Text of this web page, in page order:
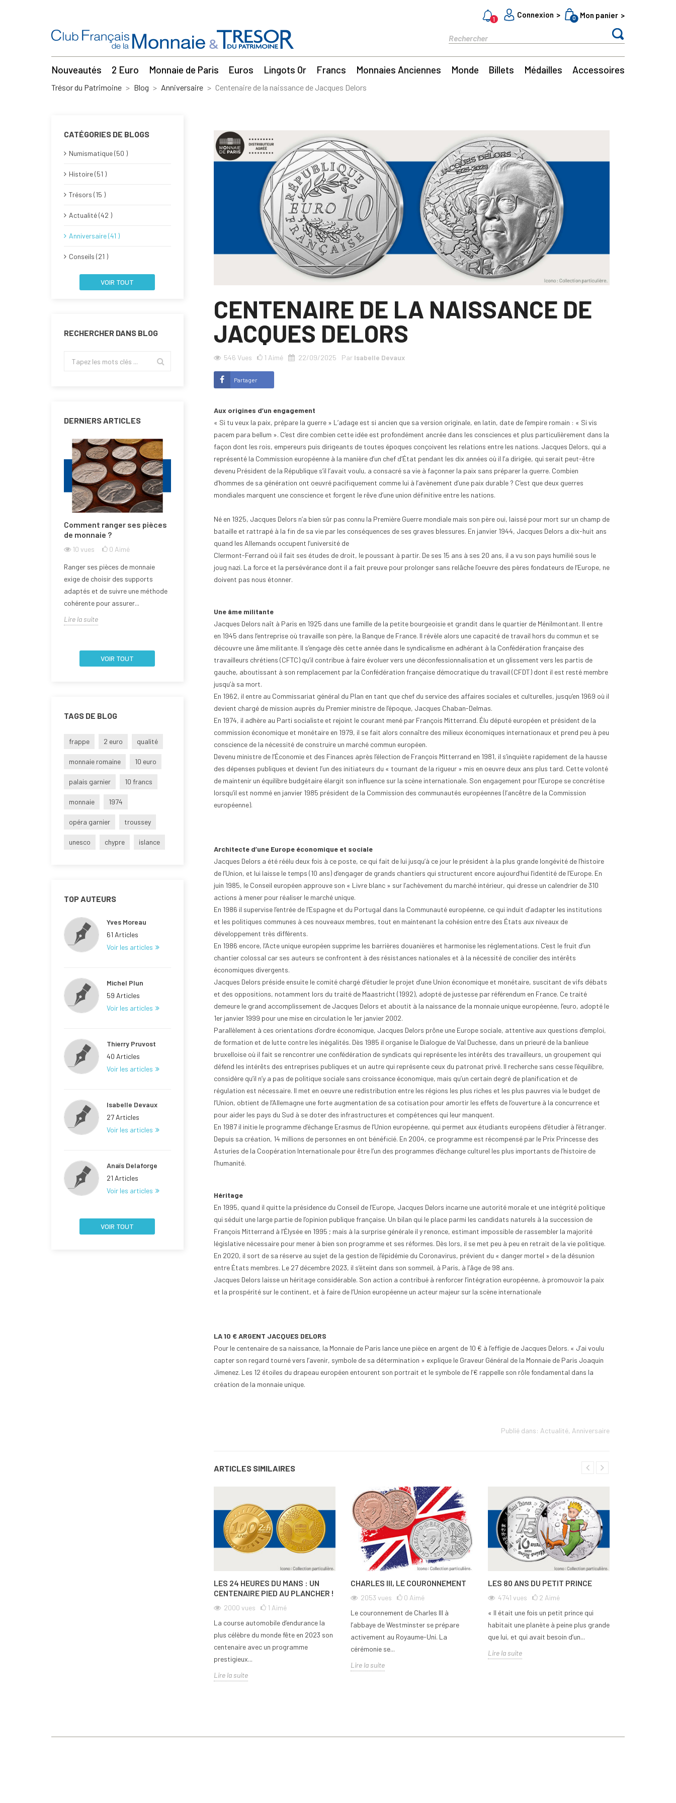
1
Connexion 0 Mon panier
Nouveautés 2 Euro Monnaie de Paris Euros Lingots Or Francs Monnaies Anciennes Monde Billets Médailles Accessoires
Trésor du Patrimoine Blog Anniversaire Centenaire de la naissance de Jacques Delors
CATÉGORIES DE BLOGS
Numismatique (50 )
Histoire (51 )
Trésors (15 )
Actualité (42 )
Anniversaire (41 )
Conseils (21 )
VOIR TOUT
RECHERCHER DANS BLOG
DERNIERS ARTICLES
Comment ranger ses pièces
de monnaie ?
10 vues 0 Aimé
Ranger ses pièces de monnaie
exige de choisir des supports
adaptés et de suivre une méthode
cohérente pour assurer...
Lire la suite
Comment nettoyer une pièce
de monnaie ancienne sans
l'abîmer ?
vues 0 Aimé
Aborder la question du nettoyage
la fragilité de la...
Lire la suite
Comment commencer une
collection de monnaie ?
Commencer une collection de
Comment classer les pièces
de 2 euros selon leur rareté
Pour tout collectionneur passionné
Quand est-ce que la Bulgarie
est passée en zone euro ?
La Bulgarie est entrée dans la zone
VOIR TOUT
TAGS DE BLOG
frappe 2 euro qualité
monnaie romaine 10 euro
palais garnier 10 francs
monnaie 1974
opéra garnier troussey
unesco chypre islance
TOP AUTEURS
Yves Moreau
61 Articles
Voir les articles
Michel Plun
59 Articles
Voir les articles
Thierry Pruvost
40 Articles
Voir les articles
Isabelle Devaux
27 Articles
Voir les articles
Anaïs Delaforge
21 Articles
Voir les articles
VOIR TOUT
CENTENAIRE DE LA NAISSANCE DE
JACQUES DELORS
546 Vues 1 Aimé 22/09/2025 Par Isabelle Devaux
Partager
Aux origines d’un engagement
« Si tu veux la paix, prépare la guerre » L’adage est si ancien que sa version originale, en latin, date de l’empire romain : « Si vis
pacem para bellum ». C’est dire combien cette idée est profondément ancrée dans les consciences et plus particulièrement dans la
façon dont les rois, empereurs puis dirigeants de toutes époques conçoivent les relations entre les nations. Jacques Delors, qui a
représenté la Commission européenne à la manière d’un chef d’État pendant les dix années où il l’a dirigée, qui serait peut-être
devenu Président de la République s’il l’avait voulu, a consacré sa vie à façonner la paix sans préparer la guerre. Combien
d’hommes de sa génération ont oeuvré pacifiquement comme lui à l’avènement d’une paix durable ? C’est que deux guerres
mondiales marquent une conscience et forgent le rêve d’une union définitive entre les nations.
Né en 1925, Jacques Delors n’a bien sûr pas connu la Première Guerre mondiale mais son père oui, laissé pour mort sur un champ de
bataille et rattrapé à la fin de sa vie par les conséquences de ses graves blessures. En janvier 1944, Jacques Delors a dix-huit ans
quand les Allemands occupent l’université de
Clermont-Ferrand où il fait ses études de droit, le poussant à partir. De ses 15 ans à ses 20 ans, il a vu son pays humilié sous le
joug nazi. La force et la persévérance dont il a fait preuve pour prolonger sans relâche l’oeuvre des pères fondateurs de l’Europe, ne
doivent pas nous étonner.
Une âme militante
Jacques Delors naît à Paris en 1925 dans une famille de la petite bourgeoisie et grandit dans le quartier de Ménilmontant. Il entre
en 1945 dans l’entreprise où travaille son père, la Banque de France. Il révèle alors une capacité de travail hors du commun et se
découvre une âme militante. Il s’engage dès cette année dans le syndicalisme en adhérant à la Confédération française des
travailleurs chrétiens (CFTC) qu’il contribue à faire évoluer vers une déconfessionnalisation et un glissement vers les partis de
gauche, aboutissant à son remplacement par la Confédération française démocratique du travail (CFDT) dont il est resté membre
jusqu’à sa mort.
En 1962, il entre au Commissariat général du Plan en tant que chef du service des affaires sociales et culturelles, jusqu’en 1969 où il
devient chargé de mission auprès du Premier ministre de l’époque, Jacques Chaban-Delmas.
En 1974, il adhère au Parti socialiste et rejoint le courant mené par François Mitterrand. Élu député européen et président de la
commission économique et monétaire en 1979, il se fait alors connaître des milieux économiques internationaux et prend peu à peu
conscience de la nécessité de construire un marché commun européen.
Devenu ministre de l’Économie et des Finances après l’élection de François Mitterrand en 1981, il s’inquiète rapidement de la hausse
des dépenses publiques et devient l’un des initiateurs du « tournant de la rigueur » mis en oeuvre deux ans plus tard. Cette volonté
de maintenir un équilibre budgétaire élargit son influence sur la scène internationale. Son engagement pour l’Europe se concrétise
lorsqu’il est nommé en janvier 1985 président de la Commission des communautés européennes (l’ancêtre de la Commission
européenne).
Architecte d’une Europe économique et sociale
Jacques Delors a été réélu deux fois à ce poste, ce qui fait de lui jusqu’à ce jour le président à la plus grande longévité de l’histoire
de l’Union, et lui laisse le temps (10 ans) d’engager de grands chantiers qui structurent encore aujourd’hui l’identité de l’Europe. En
juin 1985, le Conseil européen approuve son « Livre blanc » sur l’achèvement du marché intérieur, qui dresse un calendrier de 310
actions à mener pour réaliser le marché unique.
En 1986 il supervise l’entrée de l’Espagne et du Portugal dans la Communauté européenne, ce qui induit d’adapter les institutions
et les politiques communes à ces nouveaux membres, tout en maintenant la cohésion entre des États aux niveaux de
développement très différents.
En 1986 encore, l’Acte unique européen supprime les barrières douanières et harmonise les réglementations. C’est le fruit d’un
chantier colossal car ses auteurs se confrontent à des résistances nationales et à la nécessité de concilier des intérêts
économiques divergents.
Jacques Delors préside ensuite le comité chargé d’étudier le projet d’une Union économique et monétaire, suscitant de vifs débats
et des oppositions, notamment lors du traité de Maastricht (1992), adopté de justesse par référendum en France. Ce traité
demeure le grand accomplissement de Jacques Delors et aboutit à la naissance de la monnaie unique européenne, l’euro, adopté le
1er janvier 1999 pour une mise en circulation le 1er janvier 2002.
Parallèlement à ces orientations d’ordre économique, Jacques Delors prône une Europe sociale, attentive aux questions d’emploi,
de formation et de lutte contre les inégalités. Dès 1985 il organise le Dialogue de Val Duchesse, dans un prieuré de la banlieue
bruxelloise où il fait se rencontrer une confédération de syndicats qui représente les intérêts des travailleurs, un groupement qui
défend les intérêts des entreprises publiques et un autre qui représente ceux du patronat privé. Il recherche sans cesse l’équilibre,
considère qu’il n’y a pas de politique sociale sans croissance économique, mais qu’un certain degré de planification et de
régulation est nécessaire. Il met en oeuvre une redistribution entre les régions les plus riches et les plus pauvres via le budget de
l’Union, obtient de l’Allemagne une forte augmentation de sa cotisation pour amortir les effets de l’ouverture à la concurrence et
pour aider les pays du Sud à se doter des infrastructures et compétences qui leur manquent.
En 1987 il initie le programme d’échange Erasmus de l’Union européenne, qui permet aux étudiants européens d’étudier à l’étranger.
Depuis sa création, 14 millions de personnes en ont bénéficié. En 2004, ce programme est récompensé par le Prix Princesse des
Asturies de la Coopération Internationale pour être l’un des programmes d’échange culturel les plus importants de l’histoire de
l’humanité.
Héritage
En 1995, quand il quitte la présidence du Conseil de l’Europe, Jacques Delors incarne une autorité morale et une intégrité politique
qui séduit une large partie de l’opinion publique française. Un bilan qui le place parmi les candidats naturels à la succession de
François Mitterrand à l’Élysée en 1995 ; mais à la surprise générale il y renonce, estimant impossible de rassembler la majorité
législative nécessaire pour mener à bien son programme et ses réformes. Dès lors, il se met peu à peu en retrait de la vie politique.
En 2020, il sort de sa réserve au sujet de la gestion de l’épidémie du Coronavirus, prévient du « danger mortel » de la désunion
entre États membres. Le 27 décembre 2023, il s’éteint dans son sommeil, à Paris, à l’âge de 98 ans.
Jacques Delors laisse un héritage considérable. Son action a contribué à renforcer l’intégration européenne, à promouvoir la paix
et la prospérité sur le continent, et à faire de l’Union européenne un acteur majeur sur la scène internationale
LA 10 € ARGENT JACQUES DELORS
Pour le centenaire de sa naissance, la Monnaie de Paris lance une pièce en argent de 10 € à l’effigie de Jacques Delors. « J’ai voulu
capter son regard tourné vers l’avenir, symbole de sa détermination » explique le Graveur Général de la Monnaie de Paris Joaquin
Jimenez. Les 12 étoiles du drapeau européen entourent son portrait et le symbole de l’€ rappelle son rôle fondamental dans la
création de la monnaie unique.
Publié dans: Actualité, Anniversaire
ARTICLES SIMILAIRES
LES 24 HEURES DU MANS : UN
CENTENAIRE PIED AU PLANCHER !
2000 vues 1 Aimé
La course automobile d’endurance la
plus célèbre du monde fête en 2023 son
centenaire avec un programme
prestigieux...
Lire la suite
CHARLES III, LE COURONNEMENT
2053 vues 0 Aimé
Le couronnement de Charles III à
l’abbaye de Westminster se prépare
activement au Royaume-Uni. La
cérémonie se...
Lire la suite
LES 80 ANS DU PETIT PRINCE
4741 vues 2 Aimé
« Il était une fois un petit prince qui
habitait une planète à peine plus grande
que lui, et qui avait besoin d’un...
Lire la suite